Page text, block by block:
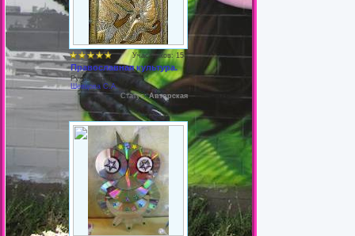
Участников: 158
Православная культура.
Руководитель группы:
Шевцова С.А.
Статус:Авторская